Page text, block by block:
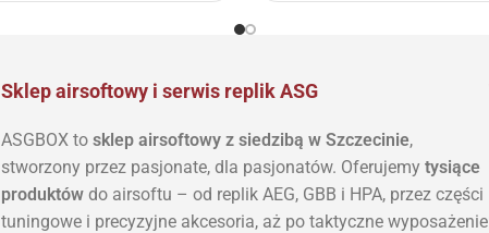
Sklep airsoftowy i serwis replik ASG
ASGBOX to sklep airsoftowy z siedzibą w Szczecinie,
stworzony przez pasjonate, dla pasjonatów. Oferujemy tysiące
produktów do airsoftu – od replik AEG, GBB i HPA, przez części
tuningowe i precyzyjne akcesoria, aż po taktyczne wyposażenie